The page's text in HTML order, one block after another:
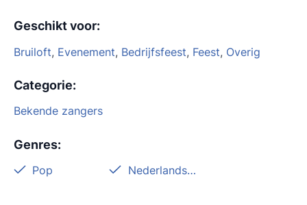
Geschikt voor:
Bruiloft, Evenement, Bedrijfsfeest, Feest, Overig
Categorie:
Bekende zangers
Genres:
Pop Nederlandstalig